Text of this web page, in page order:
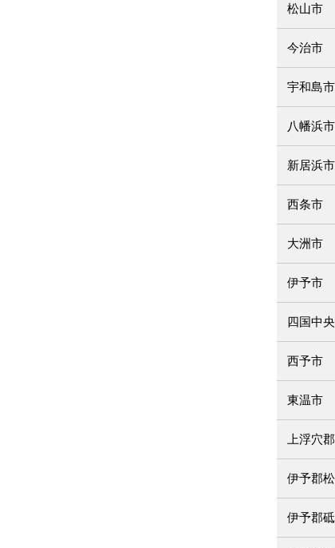
松山市
今治市
宇和島市
八幡浜市
新居浜市
西条市
大洲市
伊予市
四国中
西予市
東温市
上浮穴
伊予郡
伊予郡